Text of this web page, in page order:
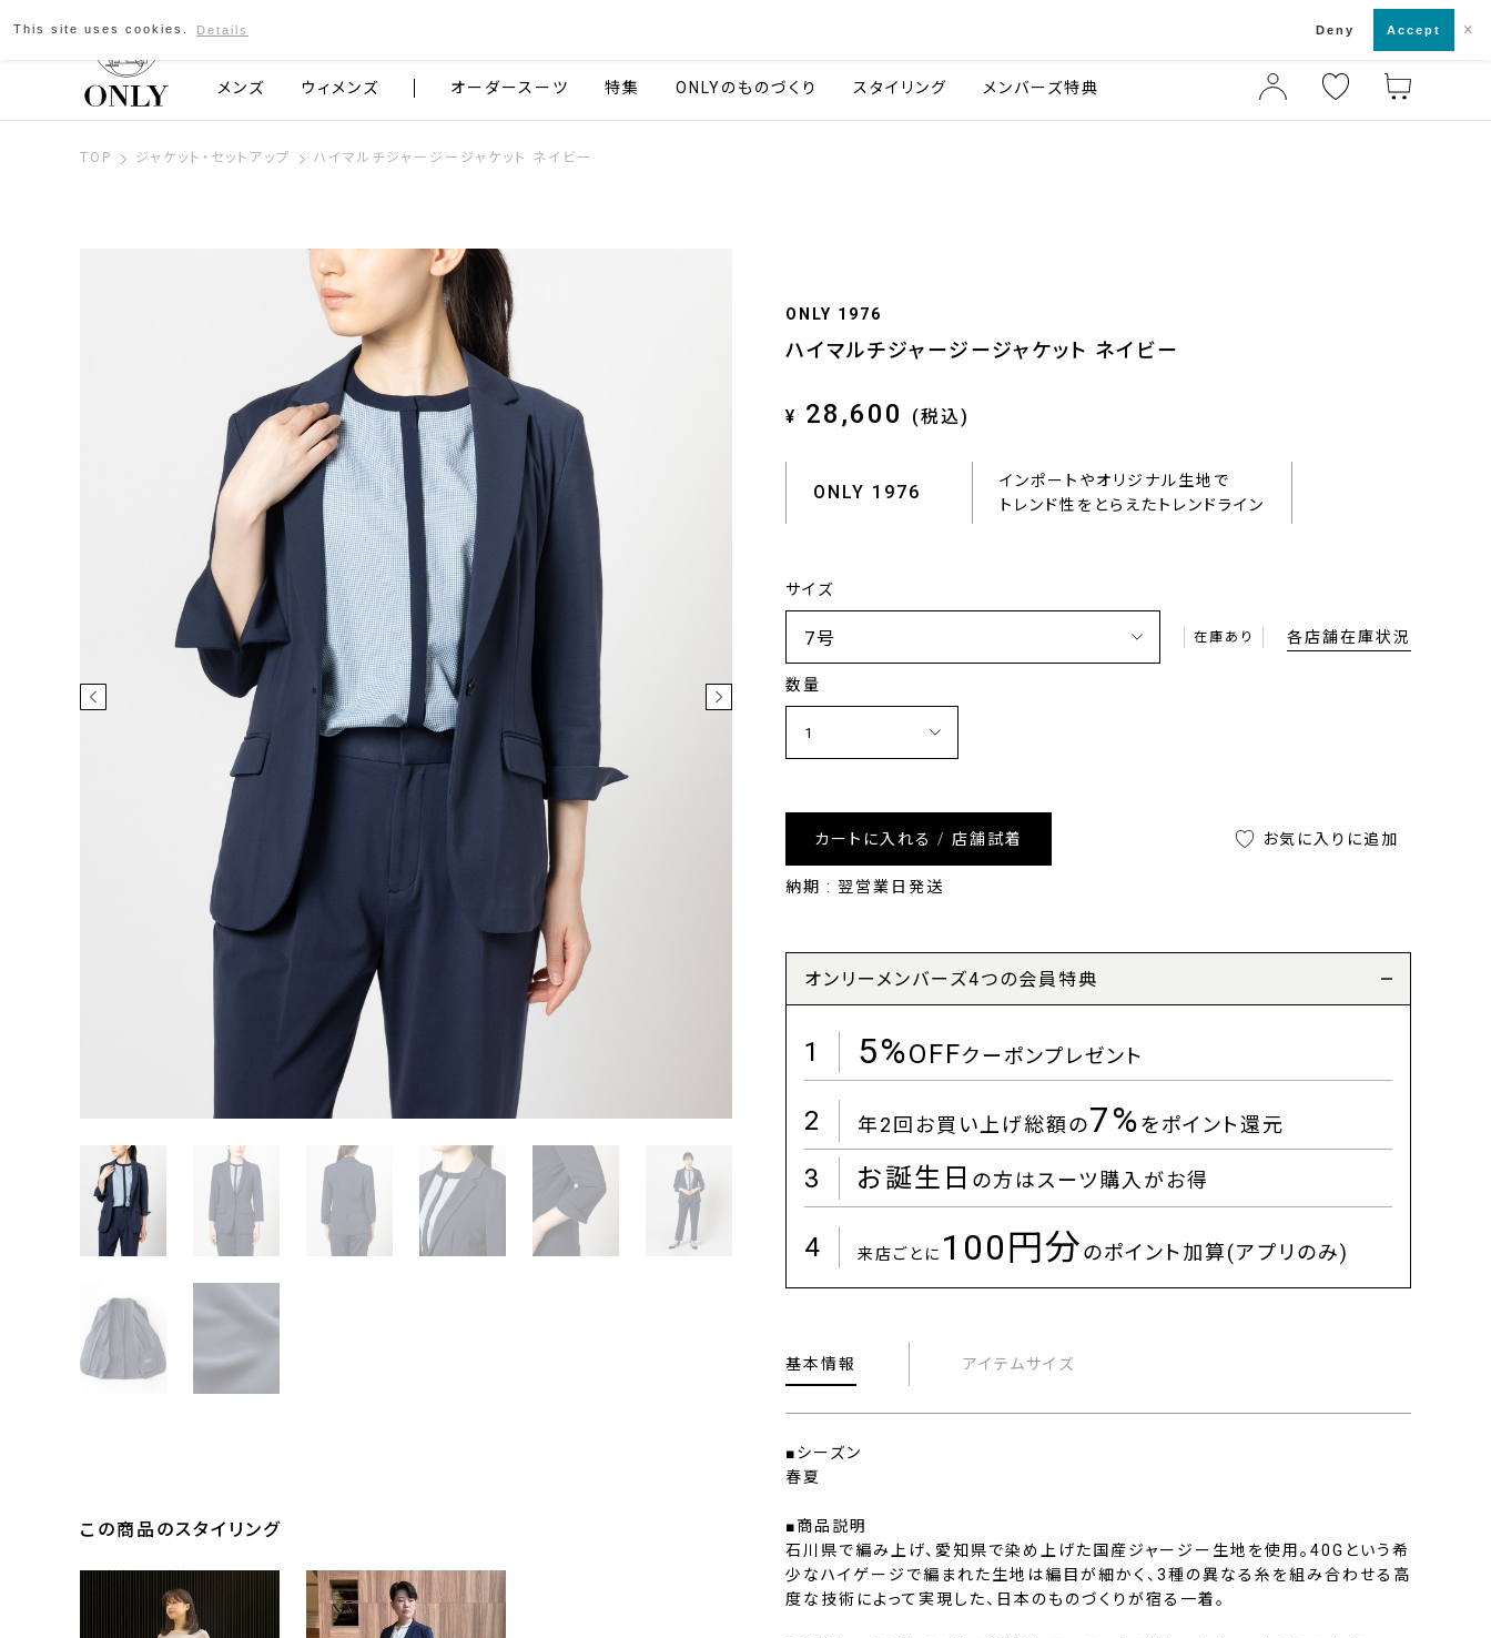
京都発のスーツブランド ONLY
メンズ ウィメンズ オーダースーツ 特集 ONLYのものづくり スタイリング メンバーズ特典
TOP ジャケット・セットアップ ハイマルチジャージージャケット ネイビー
ONLY 1976
ハイマルチジャージージャケット ネイビー
¥ 28,600 (税込)
ONLY 1976
インポートやオリジナル生地で
トレンド性をとらえたトレンドライン
サイズ
在庫あり 各店舗在庫状況
数量
カートに入れる / 店舗試着
納期 : 翌営業日発送
お気に入りに追加
オンリーメンバーズ4つの会員特典
1 5%OFFクーポンプレゼント
2 年2回お買い上げ総額の7%をポイント還元
3 お誕生日 の方はスーツ購入がお得
4 来店ごとに 100円分のポイント加算(アプリのみ)
基本情報 アイテムサイズ
■シーズン
春夏
■商品説明
石川県で編み上げ、愛知県で染め上げた国産ジャージー生地を使用。40Gという希
少なハイゲージで編まれた生地は編目が細かく、3種の異なる糸を組み合わせる高
度な技術によって実現した、日本のものづくりが宿る一着。
この商品のスタイリング
This site uses cookies. Details Deny Accept ×